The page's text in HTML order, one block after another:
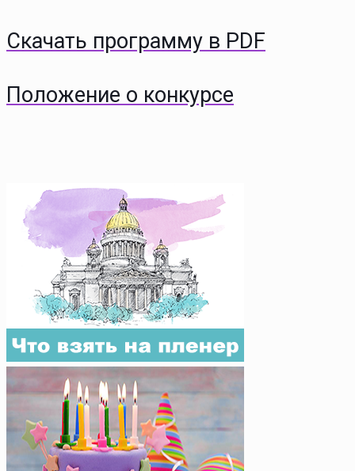
Скачать программу в PDF
Положение о конкурсе